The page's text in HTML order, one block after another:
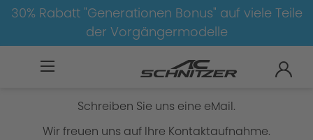
30% Rabatt "Generationen Bonus" auf viele Teile
der Vorgängermodelle
Anfrage-Formular
Schreiben Sie uns eine eMail.
Wir freuen uns auf Ihre Kontaktaufnahme.